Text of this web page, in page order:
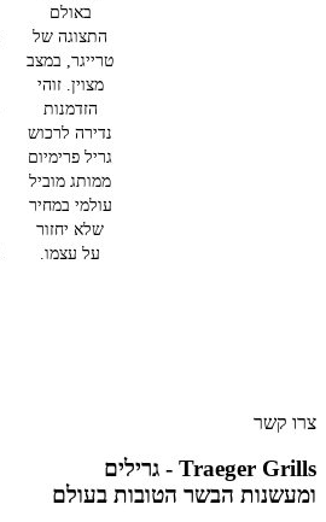
באולם
התצוגה של
טרייגר, במצב
מצוין. זוהי
הזדמנות
נדירה לרכוש
גריל פרימיום
ממותג מוביל
עולמי במחיר
שלא יחזור
על עצמו.
צרו קשר
Traeger Grills - גרילים
ומעשנות הבשר הטובות בעולם